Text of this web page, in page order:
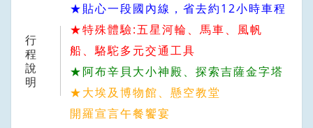
會員專區
出團搜尋
旅遊講座
行
程
說
明
★貼心一段國內線，省去約12小時車程
★特殊體驗:五星河輪、馬車、風帆
船、駱駝多元交通工具
★阿布辛貝大小神殿、探索吉薩金字塔
★大埃及博物館、懸空教堂
開羅宣言午餐饗宴